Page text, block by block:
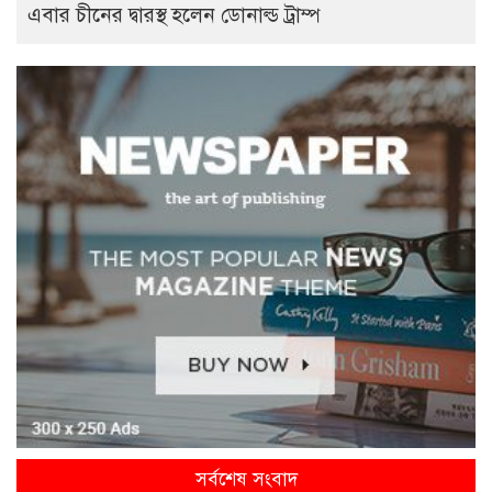
এবার চীনের দ্বারস্থ হলেন ডোনাল্ড ট্রাম্প
সর্বশেষ সংবাদ